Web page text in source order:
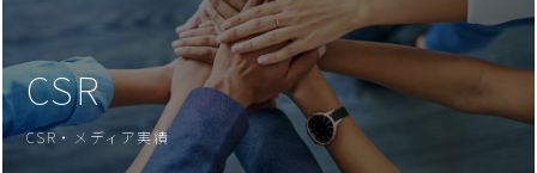
CSR
CSR・メディア実績